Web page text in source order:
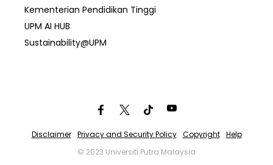
Kementerian Pendidikan Tinggi
UPM AI HUB
Sustainability@UPM
Disclaimer Privacy and Security Policy Copyright
Help
© 2023 Universiti Putra Malaysia